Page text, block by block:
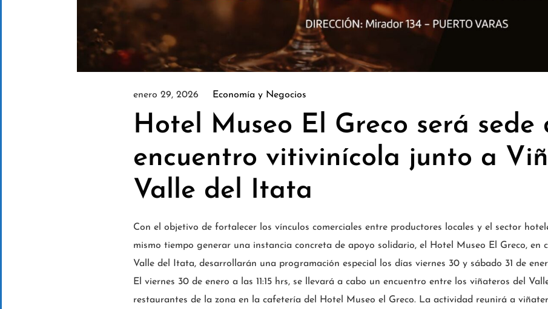
enero 29, 2026 Economía y Negocios
Hotel Museo El Greco será sede
encuentro vitivinícola junto a
Valle del Itata
Con el objetivo de fortalecer los vínculos comerciales entre productores locales y el sector
mismo tiempo generar una instancia concreta de apoyo solidario, el Hotel Museo El Greco, en
Valle del Itata, desarrollarán una programación especial los días viernes 30 y sábado 31 de
El viernes 30 de enero a las 11:15 hrs, se llevará a cabo un encuentro entre los viñateros del
restaurantes de la zona en la cafetería del Hotel Museo el Greco. La actividad reunirá a